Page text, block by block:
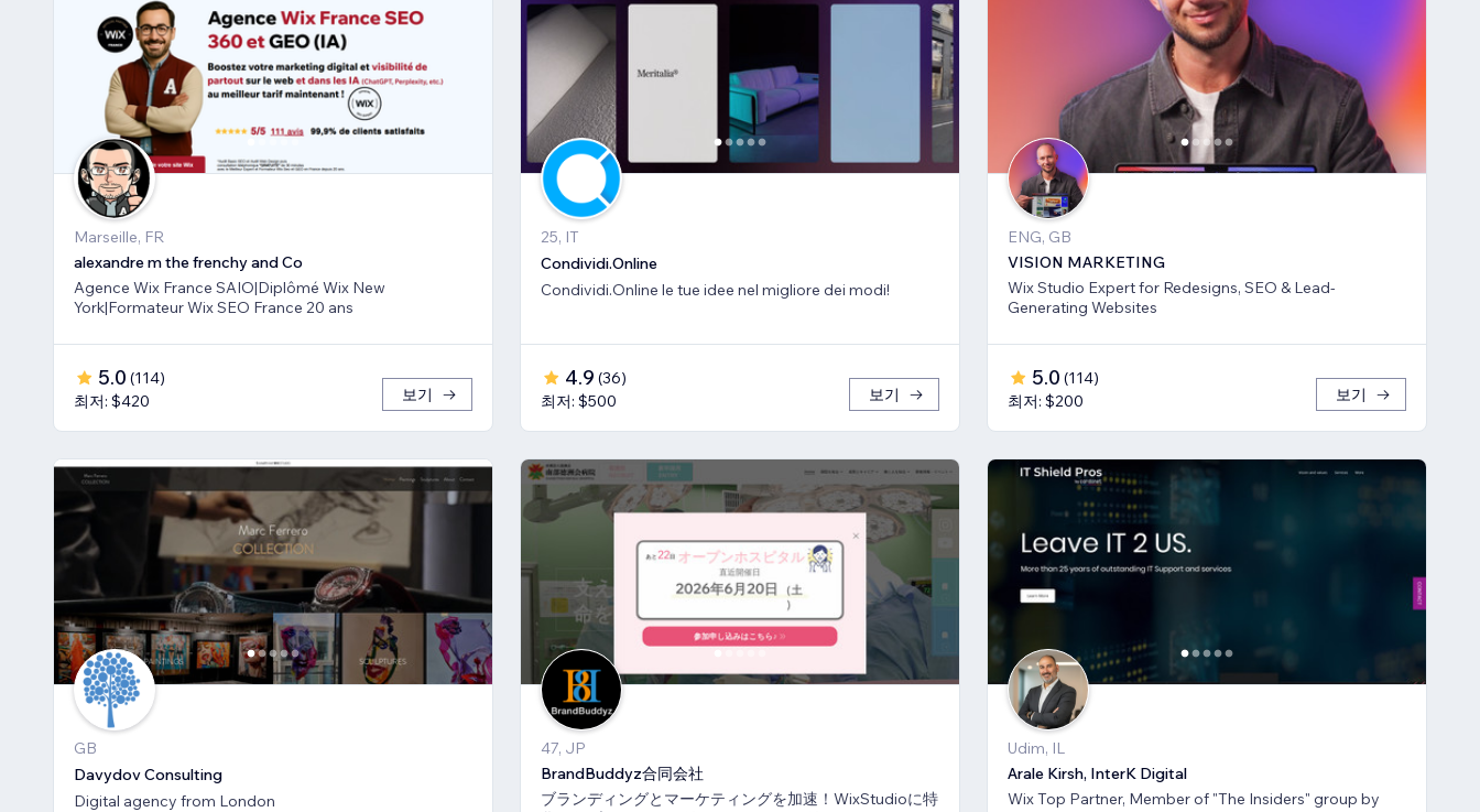
Marseille, FR
alexandre m the frenchy and Co
Agence Wix France SAIO|Diplômé Wix New
York|Formateur Wix SEO France 20 ans
5.0 (114)
최저: $420
보기
25, IT
Condividi.Online
Condividi.Online le tue idee nel migliore dei modi!
4.9 (36)
최저: $500
보기
ENG, GB
VISION MARKETING
Wix Studio Expert for Redesigns, SEO & Lead-
Generating Websites
5.0 (114)
최저: $200
보기
GB
Davydov Consulting
Digital agency from London
47, JP
BrandBuddyz合同会社
ブランディングとマーケティングを加速！WixStudioに特
Udim, IL
Arale Kirsh, InterK Digital
Wix Top Partner, Member of "The Insiders" group by